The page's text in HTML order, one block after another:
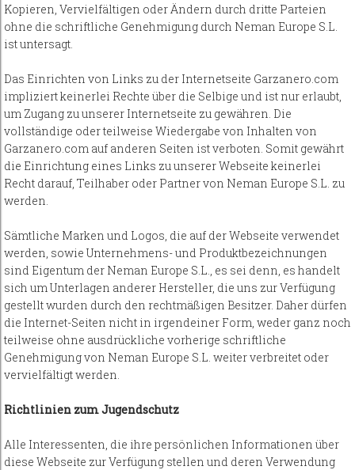
Kopieren, Vervielfältigen oder Ändern durch dritte Parteien
ohne die schriftliche Genehmigung durch Neman Europe S.L.
ist untersagt.
Das Einrichten von Links zu der Internetseite Garzanero.com
impliziert keinerlei Rechte über die Selbige und ist nur erlaubt,
um Zugang zu unserer Internetseite zu gewähren. Die
vollständige oder teilweise Wiedergabe von Inhalten von
Garzanero.com auf anderen Seiten ist verboten. Somit gewährt
die Einrichtung eines Links zu unserer Webseite keinerlei
Recht darauf, Teilhaber oder Partner von Neman Europe S.L. zu
werden.
Sämtliche Marken und Logos, die auf der Webseite verwendet
werden, sowie Unternehmens- und Produktbezeichnungen
sind Eigentum der Neman Europe S.L., es sei denn, es handelt
sich um Unterlagen anderer Hersteller, die uns zur Verfügung
gestellt wurden durch den rechtmäßigen Besitzer. Daher dürfen
die Internet-Seiten nicht in irgendeiner Form, weder ganz noch
teilweise ohne ausdrückliche vorherige schriftliche
Genehmigung von Neman Europe S.L. weiter verbreitet oder
vervielfältigt werden.
Richtlinien zum Jugendschutz
Alle Interessenten, die ihre persönlichen Informationen über
diese Webseite zur Verfügung stellen und deren Verwendung